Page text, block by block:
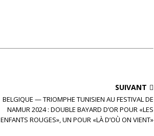
SUIVANT
BELGIQUE — TRIOMPHE TUNISIEN AU FESTIVAL DE
NAMUR 2024 : DOUBLE BAYARD D’OR POUR «LES
ENFANTS ROUGES», UN POUR «LÀ D’OÙ ON VIENT»